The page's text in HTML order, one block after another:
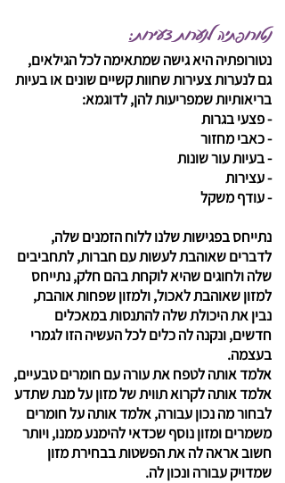
נטורופתיה לנערות צעירות:​
נטורופתיה היא גישה שמתאימה לכל הגילאים,
גם לנערות צעירות שחוות קשיים שונים או בעיות
בריאותיות שמפריעות להן, לדוגמא:
- פצעי בגרות
- כאבי מחזור
- בעיות עור שונות
- עצירות
- עודף משקל
נתייחס בפגישות שלנו ללוח הזמנים שלה,
לדברים שאוהבת לעשות עם חברות, לתחביבים
שלה ולחוגים שהיא לוקחת בהם חלק, נתייחס
למזון שאוהבת לאכול, ולמזון שפחות אוהבת,
נבין את היכולת שלה להתנסות במאכלים
חדשים, ונקנה לה כלים לכל העשיה הזו לגמרי
בעצמה.
אלמד אותה לטפח את עורה עם חומרים טבעיים,
אלמד אותה לקרוא תווית של מזון על מנת שתדע
לבחור מה נכון עבורה, אלמד אותה על חומרים
משמרים ומזון נוסף שכדאי להימנע ממנו, ויותר
חשוב אראה לה את הפשטות בבחירת מזון
שמדויק עבורה ונכון לה.